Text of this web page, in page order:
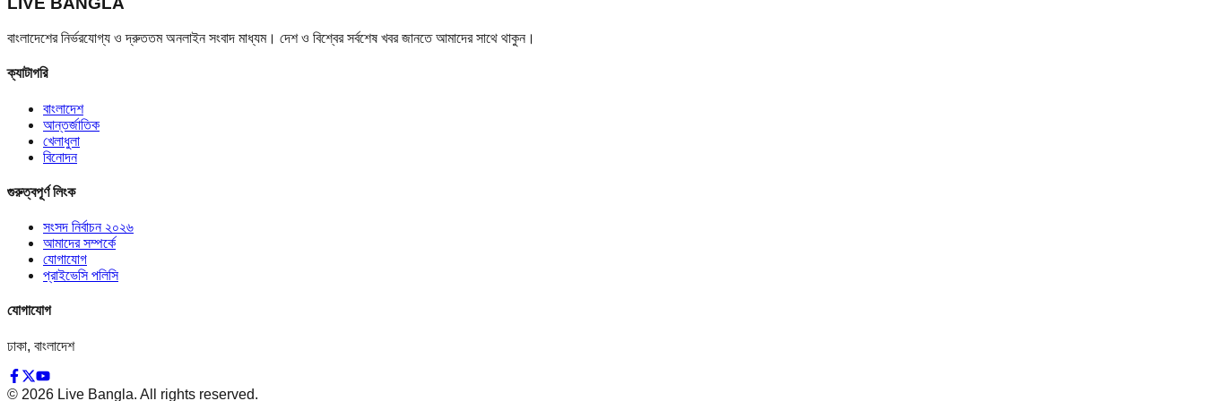
বাংলাদেশের নির্ভরযোগ্য ও দ্রুততম অনলাইন সংবাদ মাধ্যম। দেশ ও বিশ্বের সর্বশেষ খবর জানতে আমাদের সাথে থাকুন।
ক্যাটাগরি
বাংলাদেশ
আন্তর্জাতিক
খেলাধুলা
বিনোদন
গুরুত্বপূর্ণ লিংক
সংসদ নির্বাচন ২০২৬
আমাদের সম্পর্কে
যোগাযোগ
প্রাইভেসি পলিসি
যোগাযোগ
ঢাকা, বাংলাদেশ
© 2026 Live Bangla. All rights reserved.